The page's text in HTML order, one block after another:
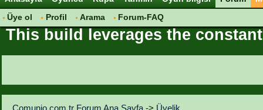
Üye ol
Profil Arama Forum-FAQ
This build leverages the
Comunio.com.tr Forum Ana Sayfa -> Üyelik